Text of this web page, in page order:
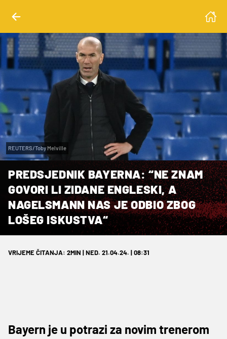
REUTERS/Toby Melville
PREDSJEDNIK BAYERNA: “NE ZNAM
GOVORI LI ZIDANE ENGLESKI, A
NAGELSMANN NAS JE ODBIO ZBOG
LOŠEG ISKUSTVA“
VRIJEME ČITANJA: 2MIN | NED. 21.04.24. | 08:31
Bayern je u potrazi za novim trenerom